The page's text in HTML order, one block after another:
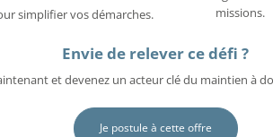
simplifier vos démarches.
missions.
Envie de relever ce défi ?
et devenez un acteur clé du maintien à
Je postule à cette offre